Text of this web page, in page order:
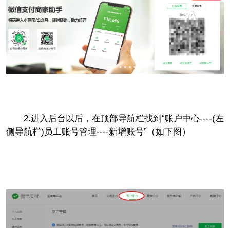
2.进入后台以后，在顶部导航栏找到“账户中心----(左
侧导航栏)员工账号管理----新增账号”（如下图）